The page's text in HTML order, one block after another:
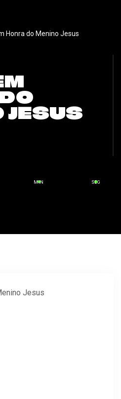
Honra do Menino Jesus
JESUS
MIN SEG